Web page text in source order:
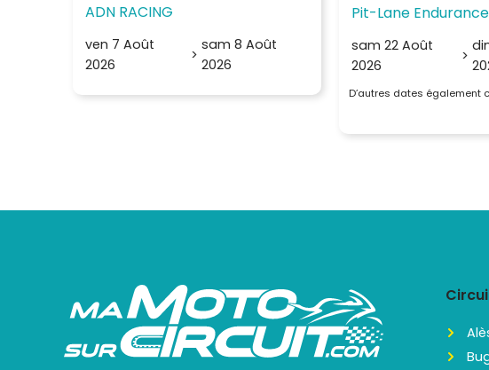
ADN RACING
ven 7 Août
2026
>
sam 8 Août
2026
Pit-Lane Endurance
sam 22 Août
2026
>
D’autres dates également